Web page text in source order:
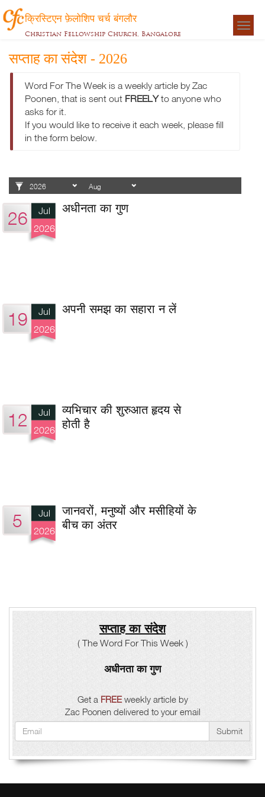
क्रिस्टिएन फ़ेलोशिप चर्च बंगलौर
Christian Fellowship Church, Bangalore
सप्ताह का संदेश - 2026
Word For The Week is a weekly article by Zac
Poonen, that is sent out FREELYto anyone who
asks for it.
If you would like to receive it each week, please fill
in the form below.
26
Jul
2026
अधीनता का गुण
19
Jul
2026
अपनी समझ का सहारा न लें
12
Jul
2026
व्यभिचार की शुरुआत हृदय से
होती है
5
Jul
2026
जानवरों, मनुष्यों और मसीहियों के
बीच का अंतर
सप्ताह का संदेश
( The Word For This Week )
अधीनता का गुण
Get a FREEweekly article by
Zac Poonen delivered to your email
Submit